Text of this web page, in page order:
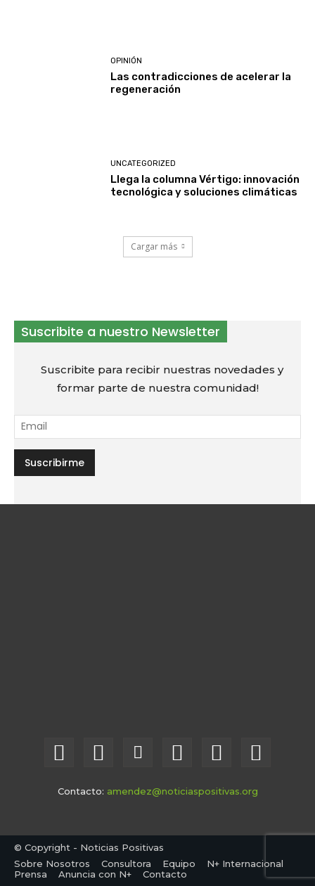
OPINIÓN
Las contradicciones de acelerar la
regeneración
UNCATEGORIZED
Llega la columna Vértigo: innovación
tecnológica y soluciones climáticas
Cargar más
Suscribite a nuestro Newsletter
Suscribite para recibir nuestras novedades y
formar parte de nuestra comunidad!
Contacto: amendez@noticiaspositivas.org
© Copyright - Noticias Positivas
Sobre Nosotros
Consultora Equipo
N+ Internacional
Prensa
Anuncia con N+ Contacto